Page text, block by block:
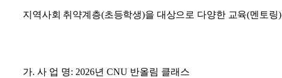
지역사회 취약계층(초등학생)을 대상으로 다양한 교육(멘토링)
가. 사 업 명: 2026년 CNU 반올림 클래스